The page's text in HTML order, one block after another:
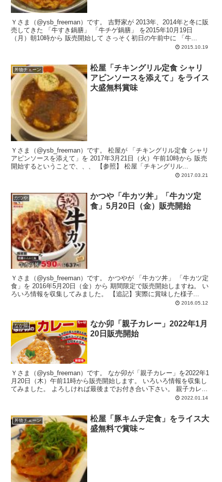
Ｙさま（@ysb_freeman）です。 吉野家が 2013年、2014年と冬に販
売してきた 「牛すき鍋膳」 「牛チゲ鍋膳」 を2015年10月19日
（月）朝10時から 販売開始して さっそく初日の午前中に 「牛...
2015.10.19
丼物チェーン
松屋「チキングリル定食 シャリ
アピンソースを添えて」をライス
大盛無料賞味
Ｙさま（@ysb_freeman）です。 松屋が 「チキングリル定食 シャリ
アピンソースを添えて」を 2017年3月21日（火）午前10時から 販売
開始するということで、、、 【参照】 松屋「チキングリル...
2017.03.21
かつや
かつや「牛カツ丼」「牛カツ定
食」5月20日（金）販売開始
Ｙさま（@ysb_freeman）です。 かつやが 「牛カツ丼」 「牛カツ定
食」を 2016年5月20日（金）から 期間限定で販売開始しますね。 い
ろいろ情報を収集してみました。 【追記】実際に賞味した様子...
2016.05.12
なか卯
なか卯「親子カレー」2022年1月
20日販売開始
Ｙさま（@ysb_freeman）です。 なか卯が「親子カレー」を2022年1
月20日（木）午前11時から販売開始します。 いろいろ情報を収集し
てみました。 よろしければ最後までお付き合い下さい。 親子カレ...
2022.01.14
丼物チェーン
松屋「豚キムチ定食」をライス大
盛無料で賞味～